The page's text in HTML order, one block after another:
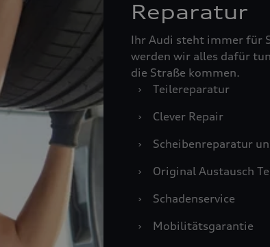
Reparatur
Ihr Audi steht immer für
werden wir alles dafür
die Straße kommen.
›
Teilereparatur
›
Clever Repair
›
Scheibenreparatur
›
Original Austausch
›
Schadenservice
›
Mobilitätsgarantie